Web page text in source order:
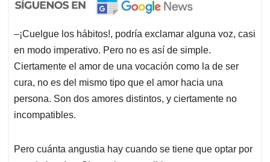
–¡Cuelgue los hábitos!, podría exclamar alguna voz, casi
en modo imperativo. Pero no es así de simple.
Ciertamente el amor de una vocación como la de ser
cura, no es del mismo tipo que el amor hacia una
persona. Son dos amores distintos, y ciertamente no
incompatibles.
Pero cuánta angustia hay cuando se tiene que optar por